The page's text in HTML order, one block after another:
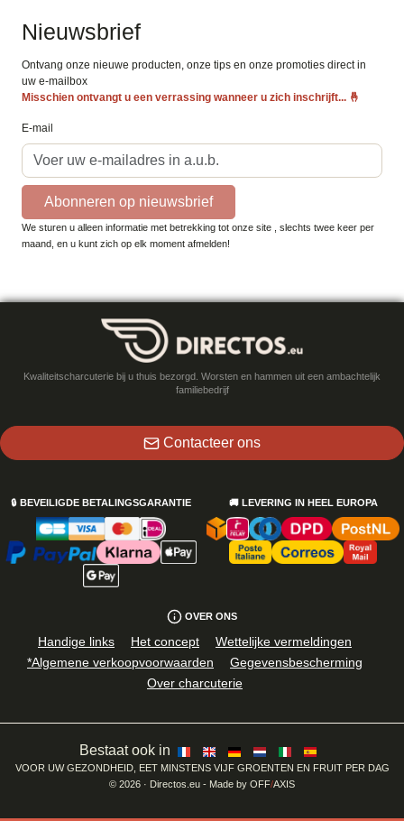
Nieuwsbrief
Ontvang onze nieuwe producten, onze tips en onze promoties direct in
uw e-mailbox
Misschien ontvangt u een verrassing wanneer u zich inschrijft... 🤞
E-mail
Abonneren op nieuwsbrief
We sturen u alleen informatie met betrekking tot onze site , slechts twee keer per
maand, en u kunt zich op elk moment afmelden!
Kwaliteitscharcuterie bij u thuis bezorgd. Worsten en hammen uit een ambachtelijk
familiebedrijf
Contacteer ons
🔒 BEVEILIGDE BETALINGSGARANTIE 🚚 LEVERING IN HEEL EUROPA
OVER ONS
Handige links Het concept
Wettelijke vermeldingen
*Algemene verkoopvoorwaarden
Gegevensbescherming
Over charcuterie
Bestaat ook in
VOOR UW GEZONDHEID, EET MINSTENS VIJF GROENTEN EN FRUIT PER DAG
© 2026 · Directos.eu - Made by OFF/AXIS